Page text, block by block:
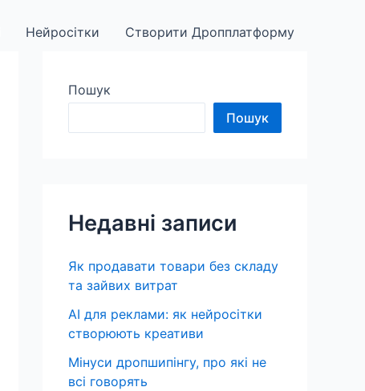
Нейросітки Створити Дропплатформу
Пошук
Пошук
Недавні записи
Як продавати товари без складу
та зайвих витрат
AI для реклами: як нейросітки
створюють креативи
Мінуси дропшипінгу, про які не
всі говорять